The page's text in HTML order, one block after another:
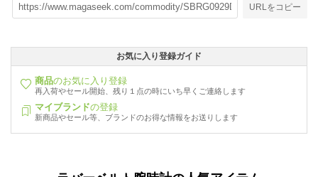
URLをコピー
お気に入り登録ガイド
商品のお気に入り登録
再入荷やセール開始、残り１点の時にいち早くご連絡します
マイブランドの登録
新商品やセール等、ブランドのお得な情報をお送りします